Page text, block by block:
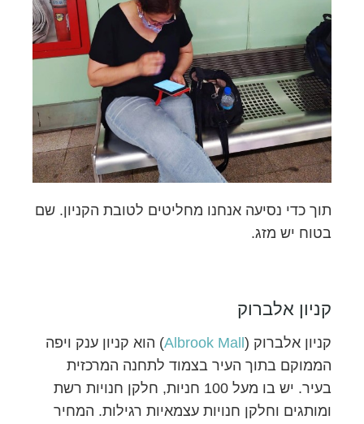
תוך כדי נסיעה אנחנו מחליטים לטובת הקניון. שם
בטוח יש מזג.
קניון אלברוק
קניון אלברוק (Albrook Mall) הוא קניון ענק ויפה
הממוקם בתוך העיר בצמוד לתחנה המרכזית
בעיר. יש בו מעל 100 חניות, חלקן חנויות רשת
ומותגים וחלקן חנויות עצמאיות רגילות. המחיר